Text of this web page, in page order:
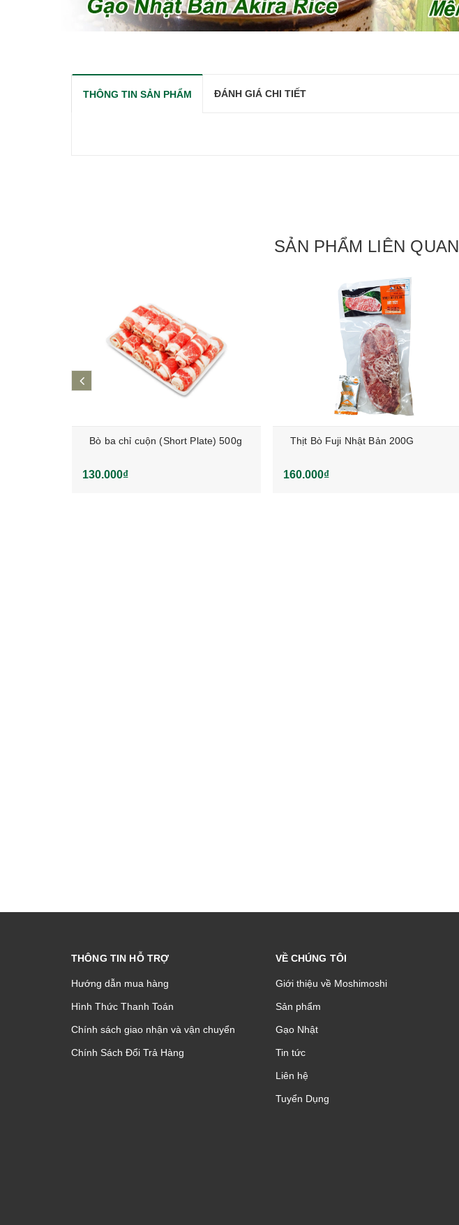
THÔNG TIN SẢN PHẨM ĐÁNH GIÁ CHI TIẾT
SẢN PHẨM LIÊN QUAN
Bò ba chỉ cuộn (Short Plate) 500g
130.000₫
Thịt Bò Fuji Nhật Bản 200G
160.000₫
THÔNG TIN HỖ TRỢ
Hướng dẫn mua hàng
Hình Thức Thanh Toán
Chính sách giao nhận và vận chuyển
Chính Sách Đổi Trả Hàng
VỀ CHÚNG TÔI
Giới thiệu về Moshimoshi
Sản phẩm
Gạo Nhật
Tin tức
Liên hệ
Tuyển Dụng